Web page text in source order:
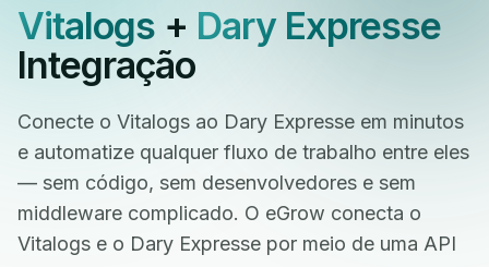
Vitalogs+ Dary Expresse
Integração
Conecte o Vitalogs ao Dary Expresse em minutos
e automatize qualquer fluxo de trabalho entre eles
— sem código, sem desenvolvedores e sem
middleware complicado. O eGrow conecta o
Vitalogs e o Dary Expresse por meio de uma API